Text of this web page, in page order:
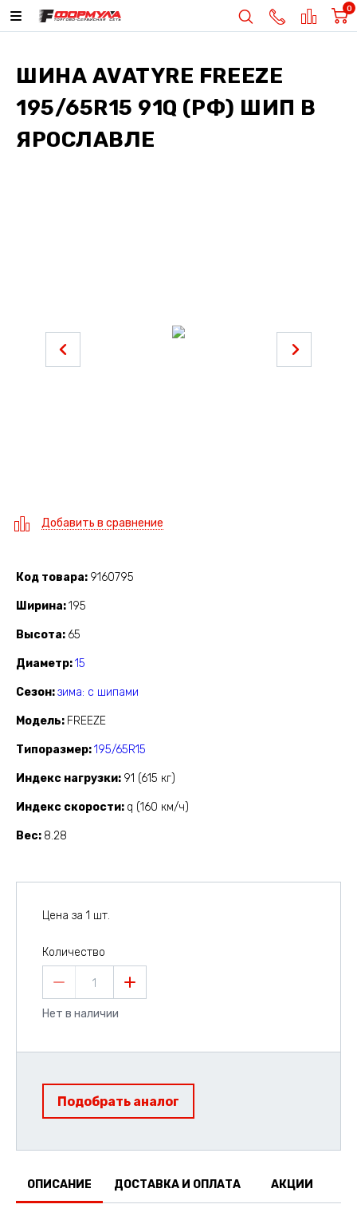
0
ШИНА AVATYRE FREEZE
195/65R15 91Q (РФ) ШИП В
ЯРОСЛАВЛЕ
Добавить в сравнение
Код товара 9160795
Ширина 195
Высота 65
Диаметр 15
Сезон зима: с шипами
Модель FREEZE
Типоразмер 195/65R15
Индекс нагрузки 91 (615 кг)
Индекс скорости q (160 км/ч)
Вес 8.28
Цена за 1 шт.
Количество
1
Нет в наличии
Подобрать аналог
ОПИСАНИЕ ДОСТАВКА И ОПЛАТА АКЦИИ